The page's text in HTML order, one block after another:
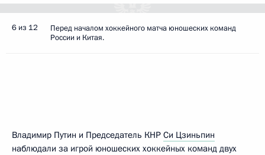
6 из 12
Перед началом хоккейного матча юношеских команд
России и Китая.
Владимир Путин и Председатель КНР Си Цзиньпин
наблюдали за игрой юношеских хоккейных команд двух